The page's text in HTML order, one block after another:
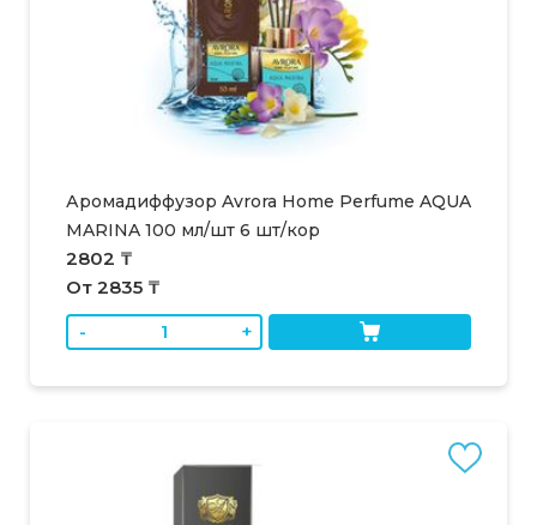
Аромадиффузор Avrora Home Perfume AQUA
MARINA 100 мл/шт 6 шт/кор
2802 ₸
От 2835 ₸
-
+